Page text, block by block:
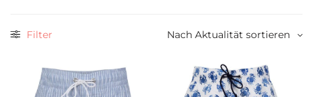
Filter